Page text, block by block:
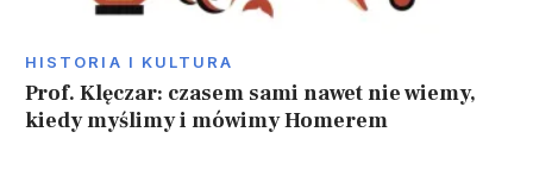
HISTORIA I KULTURA
Prof. Klęczar: czasem sami nawet nie wiemy,
kiedy myślimy i mówimy Homerem